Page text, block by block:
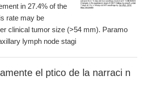
in 27.4% of the
rate may be
clinical tumor size (>54 mm). Paramo
lymph node stagi
el ptico de la narraci n